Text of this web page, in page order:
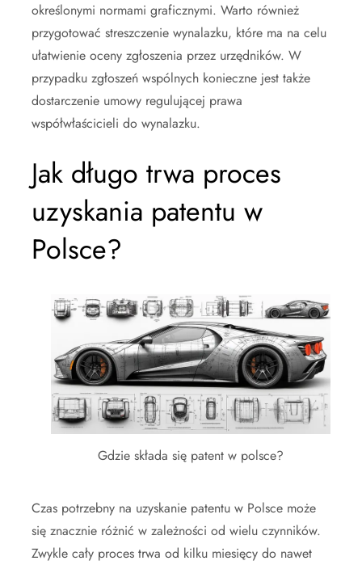
określonymi normami graficznymi. Warto również
przygotować streszczenie wynalazku, które ma na celu
ułatwienie oceny zgłoszenia przez urzędników. W
przypadku zgłoszeń wspólnych konieczne jest także
dostarczenie umowy regulującej prawa
współwłaścicieli do wynalazku.
Jak długo trwa proces
uzyskania patentu w
Polsce?
Gdzie składa się patent w polsce?
Czas potrzebny na uzyskanie patentu w Polsce może
się znacznie różnić w zależności od wielu czynników.
Zwykle cały proces trwa od kilku miesięcy do nawet